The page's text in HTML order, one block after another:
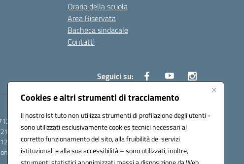
Cookies e altri strumenti di tracciamento
Il nostro Istituto non utilizza strumenti di profilazione degli utenti -
sono utilizzati esclusivamente cookies tecnici necessari al
corretto funzionamento del sito, alla fruibilità dei servizi
istituzionali e alla sua accessibilità – sono utilizzati, inoltre,
Orario della scuola
Area Riservata
Bacheca sindacale
Contatti
Seguici su: